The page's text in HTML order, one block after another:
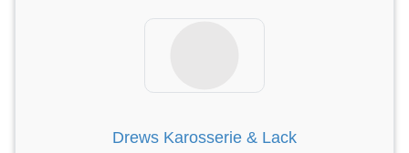
Drews Karosserie & Lack